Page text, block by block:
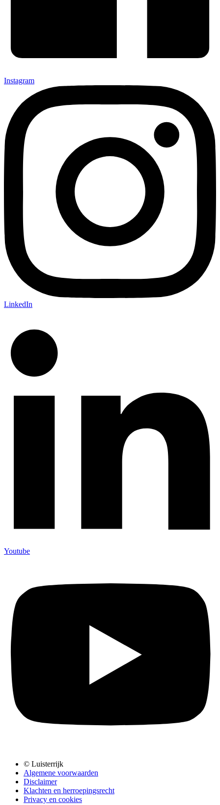
Instagram
LinkedIn
Youtube
© Luisterrijk
Algemene voorwaarden
Disclaimer
Klachten en herroepingsrecht
Privacy en cookies